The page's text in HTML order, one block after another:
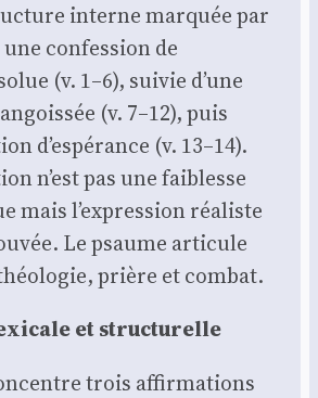
interne mar­quée par
confes­sion de
(v. 1–6), sui­vie d’une
(v. 7–12), puis
d’espérance (v. 13–14).
n’est pas une fai­blesse
mais l’expression réa­liste
Le psaume arti­cule
prière et com­bat.
et struc­tu­relle
trois affir­ma­tions